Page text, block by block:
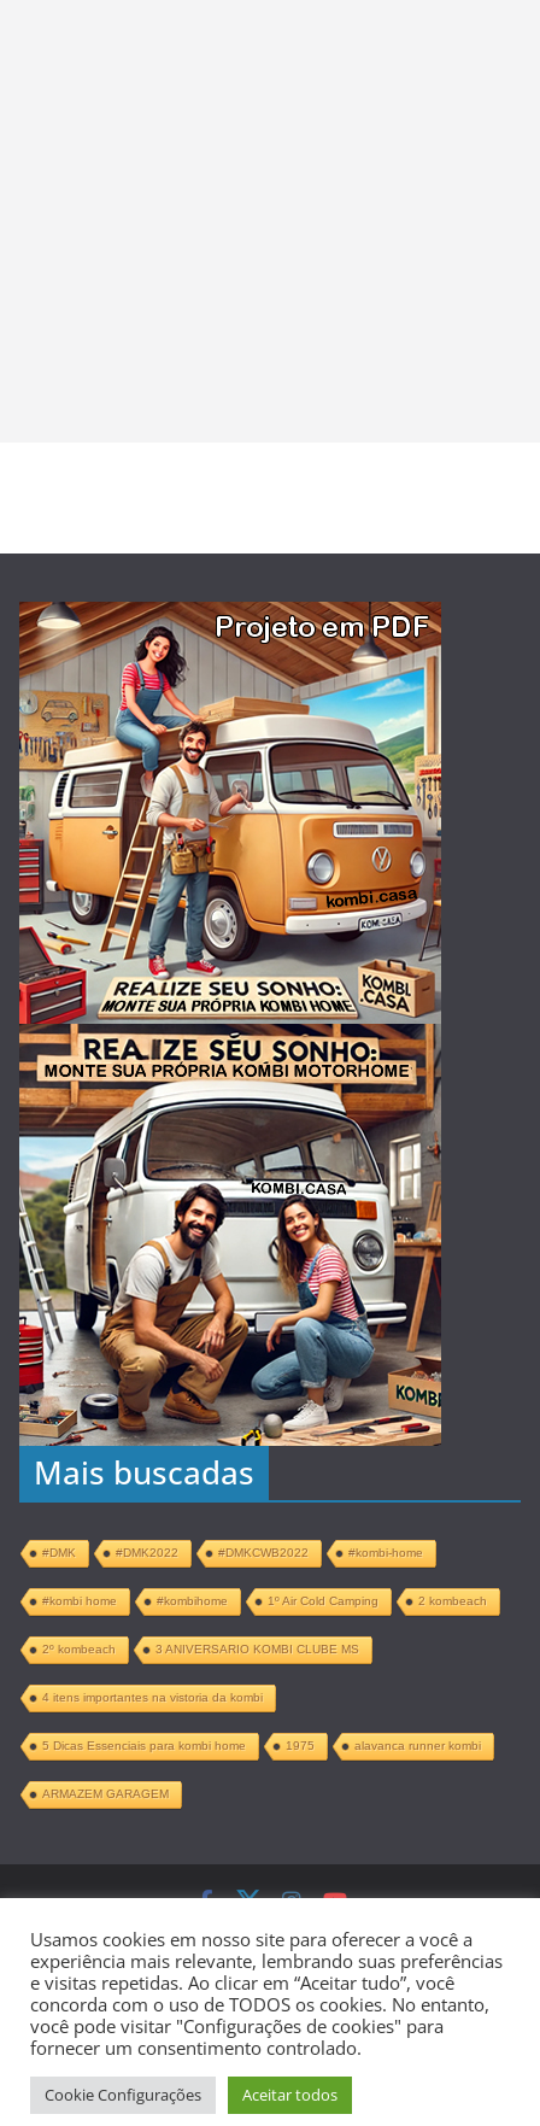
Mais buscadas
#DMK #DMK2022 #DMKCWB2022 #kombi-home
#kombi home #kombihome 1º Air Cold Camping 2 kombeach
2º kombeach 3 ANIVERSARIO KOMBI CLUBE MS
4 itens importantes na vistoria da kombi
5 Dicas Essenciais para kombi home 1975 alavanca runner kombi
ARMAZEM GARAGEM
Copyright © 2026Kombi Home –
Projeto Completo PDF. Todos os direitos
reservados.
Tema:ColorMagpor ThemeGrill.
Powered byWordPress
Usamos cookies em nosso site para oferecer a você a
experiência mais relevante, lembrando suas preferências
e visitas repetidas. Ao clicar em “Aceitar tudo”, você
concorda com o uso de TODOS os cookies. No entanto,
você pode visitar "Configurações de cookies" para
fornecer um consentimento controlado.
Cookie Configurações Aceitar todos